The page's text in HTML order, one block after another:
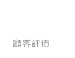
顧客評價